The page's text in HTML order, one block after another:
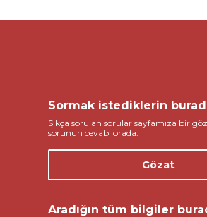
Sormak istediklerin
Sıkça sorulan sorular sayfamıza bir
sorunun cevabı orada.
Gözat
Aradığın tüm bilgiler